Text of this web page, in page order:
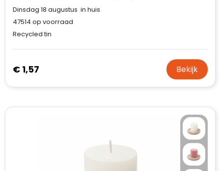
Dinsdag 18 augustus in huis
47514 op voorraad
Recycled tin
€ 1,57 Bekijk